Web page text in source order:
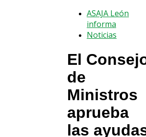
ASAJA León
informa
Noticias
El
de
Ministros
aprueba
las